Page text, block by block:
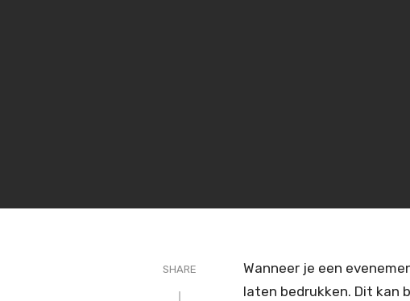
SHARE Wanneer je een
laten bedrukken. Dit kan